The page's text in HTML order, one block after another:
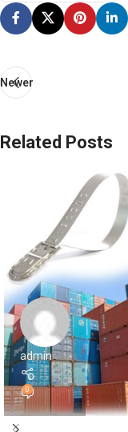
Newer
Related Posts
admin
0